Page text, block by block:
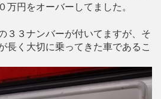
万円をオーバーしてました。
３３ナンバーが付いてますが、そ
長く大切に乗ってきた車であるこ